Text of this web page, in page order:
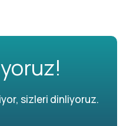
sizleri dinliyoruz.